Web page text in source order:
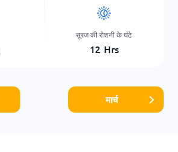
सूरज की रोशनी के घंटे
12 Hrs
मार्च